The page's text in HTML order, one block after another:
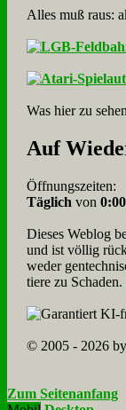
Alles muß raus:
Was hier zu
Auf
Öffnungszeiten:
Täglich von 0:00
Dieses Weblog
und ist völlig
weder
tiere zu Scha­den.
© 2005 - 2026 by
Zum Seitenanfang